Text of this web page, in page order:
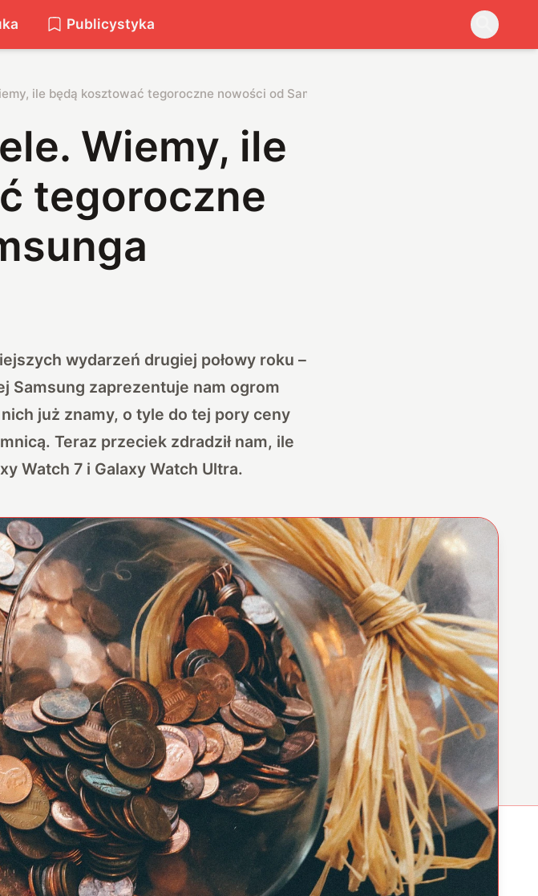
Publicystyka
ile będą kosztować tegoroczne nowości od Samsunga
Wiemy, ile
tegoroczne
wydarzeń drugiej połowy roku –
Samsung zaprezentuje nam ogrom
już znamy, o tyle do tej pory ceny
Teraz przeciek zdradził nam, ile
Watch 7 i Galaxy Watch Ultra.